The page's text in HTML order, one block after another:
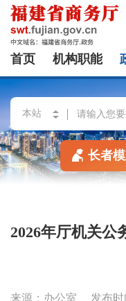
首页 机构职能
长者
2026年厅机关公
来源：办公室 发布时